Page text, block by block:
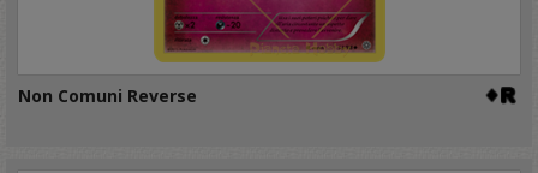
Non Comuni Reverse